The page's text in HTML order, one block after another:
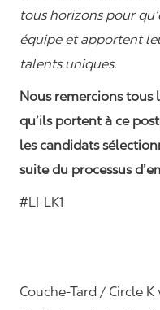
tous horizons pour
équipe et apportent
talents uniques.
Nous remercions tous
qu’ils portent à ce
les candidats
suite du processus
#LI-LK1
Couche-Tard / Circle